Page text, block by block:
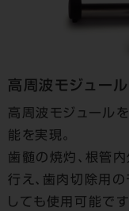
高周波モジュー
高周波モジュール
能を実現。
歯髄の焼灼、根管
行え、歯肉切除用の
しても使用可能です